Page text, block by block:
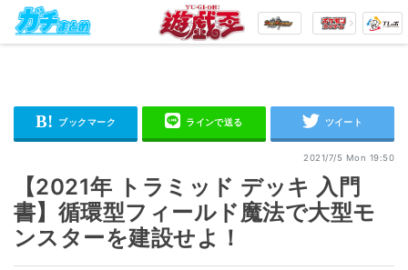
2021/7/5 Mon 19:50
【2021年 トラミッド デッキ 入門
書】循環型フィールド魔法で大型モ
ンスターを建設せよ！